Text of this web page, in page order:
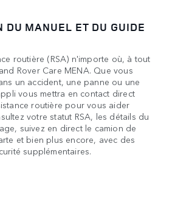
DU MANUEL ET DU GUIDE
routière (RSA) n'importe où, à tout
Rover Care MENA. Que vous
un accident, une panne ou une
vous mettra en contact direct
routière pour vous aider
votre statut RSA, les détails du
suivez en direct le camion de
et bien plus encore, avec des
supplémentaires.